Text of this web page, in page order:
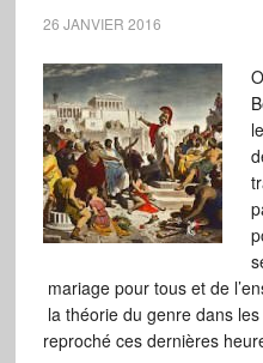
26 JANVIER 2016
mariage pour tous et de
la théorie du genre dans
reproché ces dernières